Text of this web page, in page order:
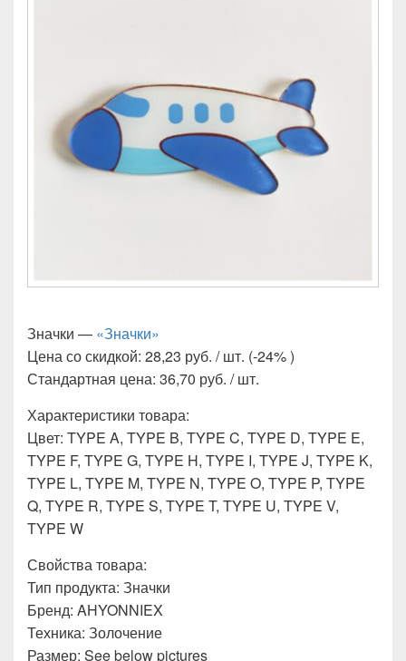
Значки — «Значки»
Цена со скидкой: 28,23 руб. / шт. (-24% )
Стандартная цена: 36,70 руб. / шт.
Характеристики товара:
Цвет: TYPE A, TYPE B, TYPE C, TYPE D, TYPE E,
TYPE F, TYPE G, TYPE H, TYPE I, TYPE J, TYPE K,
TYPE L, TYPE M, TYPE N, TYPE O, TYPE P, TYPE
Q, TYPE R, TYPE S, TYPE T, TYPE U, TYPE V,
TYPE W
Свойства товара:
Тип продукта: Значки
Бренд: AHYONNIEX
Техника: Золочение
Размер: See below pictures